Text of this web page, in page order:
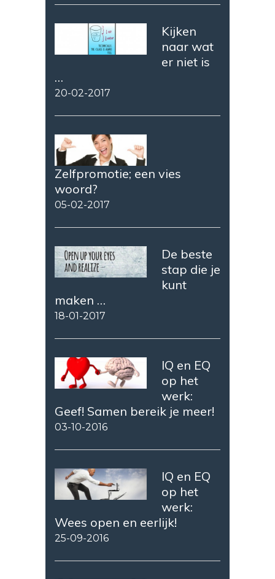
Kijken
naar wat
er niet is
…
20-02-2017
Zelfpromotie; een vies
woord?
05-02-2017
De beste
stap die je
kunt
maken …
18-01-2017
IQ en EQ
op het
werk:
Geef! Samen bereik je meer!
03-10-2016
IQ en EQ
op het
werk:
Wees open en eerlijk!
25-09-2016